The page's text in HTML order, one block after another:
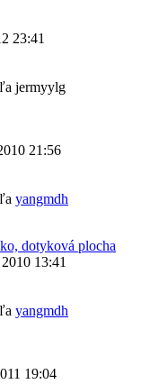
23:41
jermyylg
21:56
yangmdh
dotyková plocha
13:41
yangmdh
19:04